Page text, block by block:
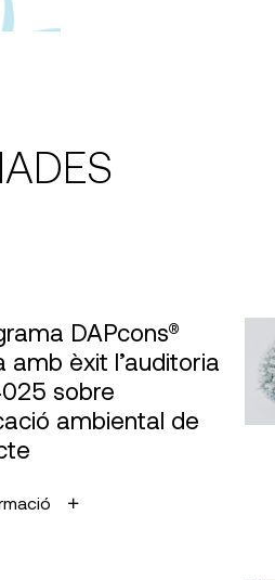
DAPcons®
amb èxit l’auditoria
sobre
ambiental de